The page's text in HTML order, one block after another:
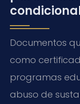
Documentos
como
programas
abuso de